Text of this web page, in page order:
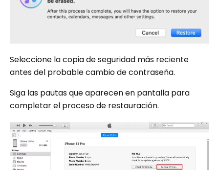
Seleccione la copia de seguridad más reciente
antes del probable cambio de contraseña.
Siga las pautas que aparecen en pantalla para
completar el proceso de restauración.